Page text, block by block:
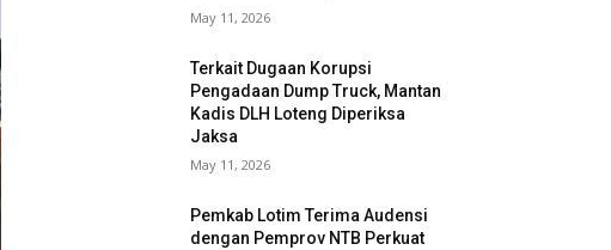
May 11, 2026
Terkait Dugaan Korupsi
Pengadaan Dump Truck, Mantan
Kadis DLH Loteng Diperiksa
Jaksa
May 11, 2026
Pemkab Lotim Terima Audensi
dengan Pemprov NTB Perkuat